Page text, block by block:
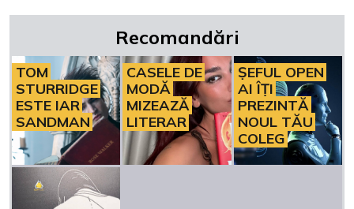
Recomandări
TOM
STURRIDGE
ESTE IAR
SANDMAN
CASELE DE
MODĂ
MIZEAZĂ
LITERAR
ȘEFUL OPEN
AI ÎȚI
PREZINTĂ
NOUL TĂU
COLEG